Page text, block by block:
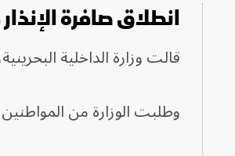
انطلاق صافرة
قالت وزارة الداخلية
وطلبت الوزارة من